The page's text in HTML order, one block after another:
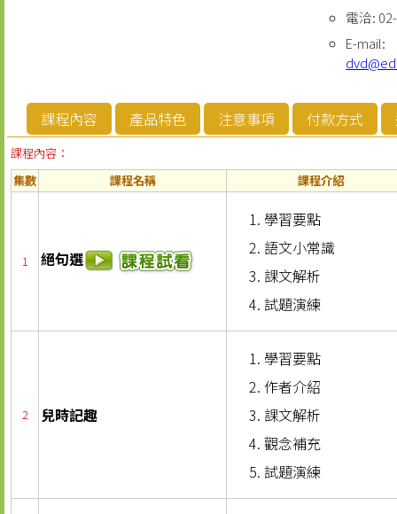
電洽:
E-mail:
課程內容 產品特色 注意事項 付款方式
課程內容：
集數
課程名稱 課程介紹
1 絕句選
學習要點
語文小常識
課文解析
試題演練
2 兒時記趣
學習要點
作者介紹
課文解析
觀念補充
試題演練